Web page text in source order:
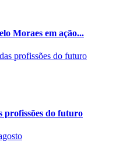
Moraes em ação...
profissões do futuro